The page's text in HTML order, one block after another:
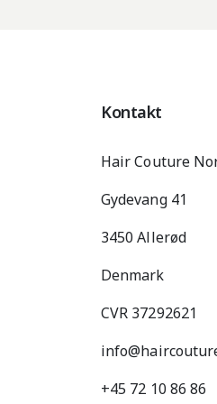
Kontakt
Hair Couture
Gydevang 41
3450 Allerød
Denmark
CVR 37292621
+45 72 10 86 86